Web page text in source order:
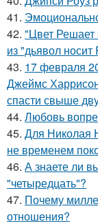
41.
42. "Цвет
из "дьявол носит
43. 17 февраля
Джеймс
спасти свыше
44. Любовь
45. Для Николая
не временем
46. А знаете ли
"четыредцать"?
47. Почему
отношения?